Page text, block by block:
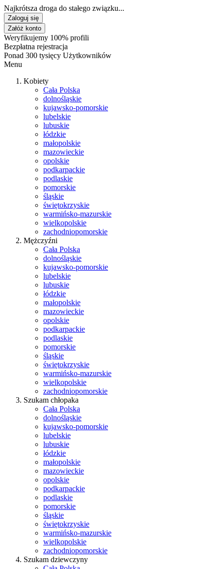
Najkrótsza droga do stałego związku...
Zaloguj się
Załóż konto
Weryfikujemy 100% profili
Bezpłatna rejestracja
Ponad 300 tysięcy Użytkowników
Menu
Kobiety
Cała Polska
dolnośląskie
kujawsko-pomorskie
lubelskie
lubuskie
łódzkie
małopolskie
mazowieckie
opolskie
podkarpackie
podlaskie
pomorskie
śląskie
świętokrzyskie
warmińsko-mazurskie
wielkopolskie
zachodniopomorskie
Mężczyźni
Cała Polska
dolnośląskie
kujawsko-pomorskie
lubelskie
lubuskie
łódzkie
małopolskie
mazowieckie
opolskie
podkarpackie
podlaskie
pomorskie
śląskie
świętokrzyskie
warmińsko-mazurskie
wielkopolskie
zachodniopomorskie
Szukam chłopaka
Cała Polska
dolnośląskie
kujawsko-pomorskie
lubelskie
lubuskie
łódzkie
małopolskie
mazowieckie
opolskie
podkarpackie
podlaskie
pomorskie
śląskie
świętokrzyskie
warmińsko-mazurskie
wielkopolskie
zachodniopomorskie
Szukam dziewczyny